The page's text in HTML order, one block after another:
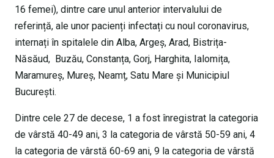
16 femei), dintre care unul anterior intervalului de
referință, ale unor pacienți infectați cu noul coronavirus,
internați în spitalele din Alba, Argeș, Arad, Bistrița-
Năsăud, Buzău, Constanța, Gorj, Harghita, Ialomița,
Maramureș, Mureș, Neamț, Satu Mare și Municipiul
București.
Dintre cele 27 de decese, 1 a fost înregistrat la categoria
de vârstă 40-49 ani, 3 la categoria de vârstă 50-59 ani, 4
la categoria de vârstă 60-69 ani, 9 la categoria de vârstă